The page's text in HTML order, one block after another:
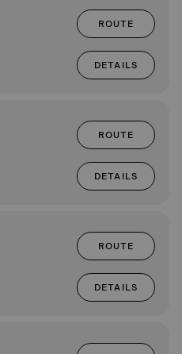
ROUTE
DETAILS
ROUTE
DETAILS
ROUTE
DETAILS